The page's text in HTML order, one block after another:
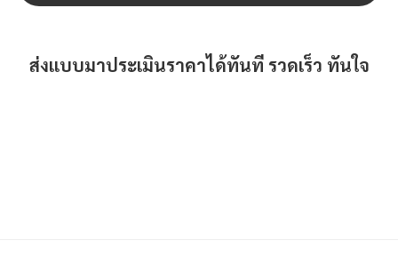
ส่งแบบมาประเมินราคาได้ทันที รวดเร็ว ทันใจ